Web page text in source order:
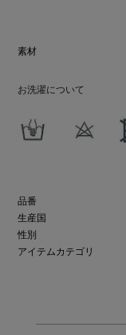
素材
お洗濯について
品番
生産国
性別
アイテムカテゴリ